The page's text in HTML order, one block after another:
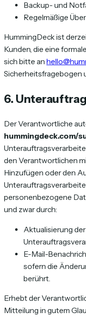
Backup- und
Regelmäßige
HummingDeck ist
Kunden, die eine
sich bitte an
Sicherheitsfragebogen
6.
Der Verantwortliche
hummingdeck.com/
den Verantwortlichen
Hinzufügen oder den
personenbezogene
und zwar durch:
Aktualisierung
E-Mail-
sofern die
berührt.
Erhebt der
Mitteilung in gutem